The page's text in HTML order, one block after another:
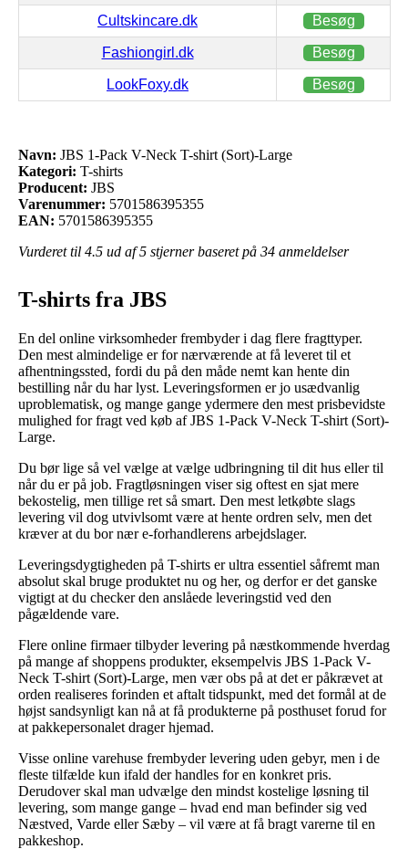
Cultskincare.dk Besøg
Fashiongirl.dk Besøg
LookFoxy.dk Besøg
Navn: JBS 1-Pack V-Neck T-shirt (Sort)-Large
Kategori: T-shirts
Producent: JBS
Varenummer: 5701586395355
EAN: 5701586395355
Vurderet til 4.5 ud af 5 stjerner baseret på 34 anmeldelser
T-shirts fra JBS
En del online virksomheder frembyder i dag flere fragttyper.
Den mest almindelige er for nærværende at få leveret til et
afhentningssted, fordi du på den måde nemt kan hente din
bestilling når du har lyst. Leveringsformen er jo usædvanlig
uproblematisk, og mange gange ydermere den mest prisbevidste
mulighed for fragt ved køb af JBS 1-Pack V-Neck T-shirt (Sort)-
Large.
Du bør lige så vel vælge at vælge udbringning til dit hus eller til
når du er på job. Fragtløsningen viser sig oftest en sjat mere
bekostelig, men tillige ret så smart. Den mest letkøbte slags
levering vil dog utvivlsomt være at hente ordren selv, men det
kræver at du bor nær e-forhandlerens arbejdslager.
Leveringsdygtigheden på T-shirts er ultra essentiel såfremt man
absolut skal bruge produktet nu og her, og derfor er det ganske
vigtigt at du checker den anslåede leveringstid ved den
pågældende vare.
Flere online firmaer tilbyder levering på næstkommende hverdag
på mange af shoppens produkter, eksempelvis JBS 1-Pack V-
Neck T-shirt (Sort)-Large, men vær obs på at det er påkrævet at
orden realiseres forinden et aftalt tidspunkt, med det formål at de
højst sandsynligt kan nå at få produkterne på posthuset forud for
at pakkepersonalet drager hjemad.
Visse online varehuse frembyder levering uden gebyr, men i de
fleste tilfælde kun ifald der handles for en konkret pris.
Derudover skal man udvælge den mindst kostelige løsning til
levering, som mange gange – hvad end man befinder sig ved
Næstved, Varde eller Sæby – vil være at få bragt varerne til en
pakkeshop.